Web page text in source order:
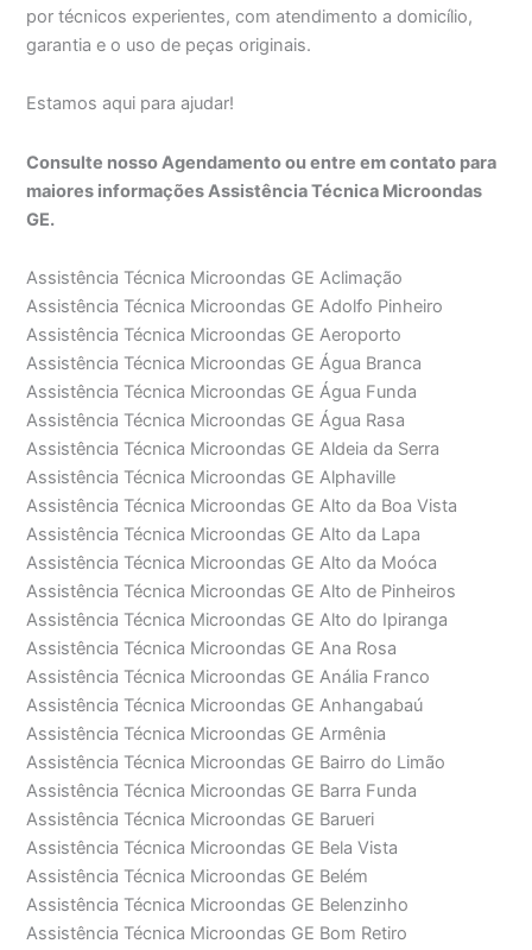
por técnicos experientes, com atendimento a domicílio,
garantia e o uso de peças originais.
Estamos aqui para ajudar!
Consulte nosso Agendamento ou entre em contato para
maiores informações Assistência Técnica Microondas
GE.
Assistência Técnica Microondas GE Aclimação
Assistência Técnica Microondas GE Adolfo Pinheiro
Assistência Técnica Microondas GE Aeroporto
Assistência Técnica Microondas GE Água Branca
Assistência Técnica Microondas GE Água Funda
Assistência Técnica Microondas GE Água Rasa
Assistência Técnica Microondas GE Aldeia da Serra
Assistência Técnica Microondas GE Alphaville
Assistência Técnica Microondas GE Alto da Boa Vista
Assistência Técnica Microondas GE Alto da Lapa
Assistência Técnica Microondas GE Alto da Moóca
Assistência Técnica Microondas GE Alto de Pinheiros
Assistência Técnica Microondas GE Alto do Ipiranga
Assistência Técnica Microondas GE Ana Rosa
Assistência Técnica Microondas GE Anália Franco
Assistência Técnica Microondas GE Anhangabaú
Assistência Técnica Microondas GE Armênia
Assistência Técnica Microondas GE Bairro do Limão
Assistência Técnica Microondas GE Barra Funda
Assistência Técnica Microondas GE Barueri
Assistência Técnica Microondas GE Bela Vista
Assistência Técnica Microondas GE Belém
Assistência Técnica Microondas GE Belenzinho
Assistência Técnica Microondas GE Bom Retiro